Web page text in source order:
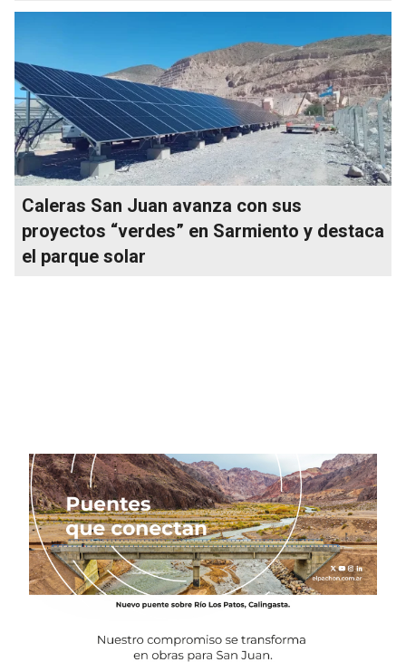
Caleras San Juan avanza con sus
proyectos “verdes” en Sarmiento y destaca
el parque solar